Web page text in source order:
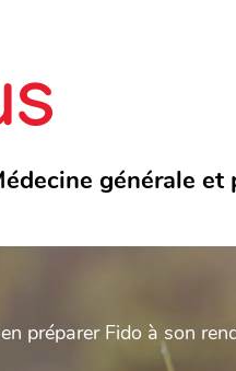
générale et
préparer Fido à son